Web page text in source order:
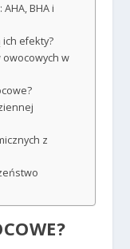
BHA i
ich efekty?
owocowych w
z